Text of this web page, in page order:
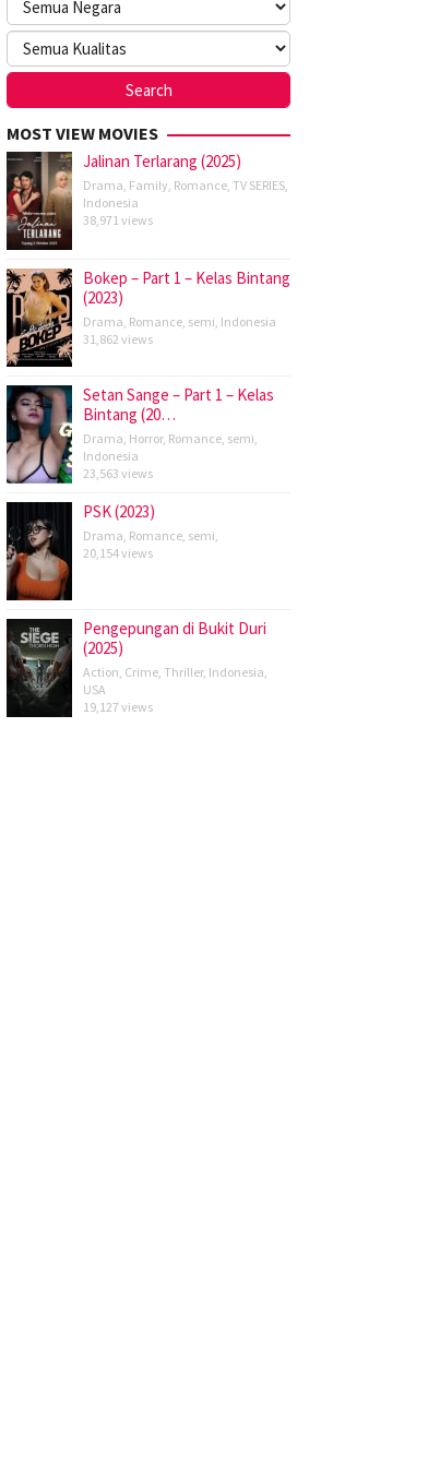
MOST VIEW MOVIES
Jalinan Terlarang (2025)
Drama, Family, Romance, TV SERIES,
Indonesia
38,971 views
Bokep – Part 1 – Kelas Bintang
(2023)
Drama, Romance, semi, Indonesia
31,862 views
Setan Sange – Part 1 – Kelas
Bintang (20…
Drama, Horror, Romance, semi,
Indonesia
23,563 views
PSK (2023)
Drama, Romance, semi,
20,154 views
Pengepungan di Bukit Duri
(2025)
Action, Crime, Thriller, Indonesia,
USA
19,127 views